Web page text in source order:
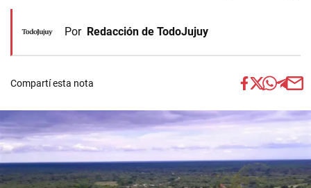
Por Redacción de TodoJujuy
Compartí esta nota